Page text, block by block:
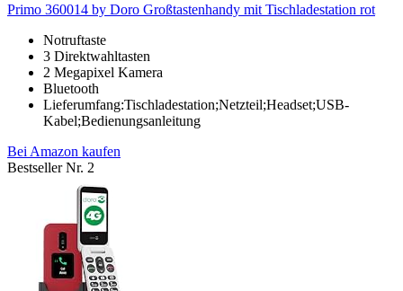
Primo 360014 by Doro Großtastenhandy mit Tischladestation rot
Notruftaste
3 Direktwahltasten
2 Megapixel Kamera
Bluetooth
Lieferumfang:Tischladestation;Netzteil;Headset;USB-
Kabel;Bedienungsanleitung
Bei Amazon kaufen
Bestseller Nr. 2